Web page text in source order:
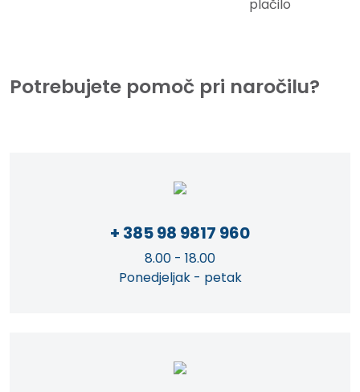
plačilo
Potrebujete pomoč pri naročilu?
+ 385 98 9817 960
8.00 - 18.00
Ponedjeljak - petak